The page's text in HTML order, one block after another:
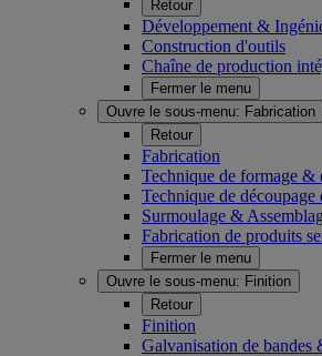
Retour
Développement &
Construction d'outils
Chaîne de production
Fermer le menu
Ouvre le sous-menu: Fabrication
Retour
Fabrication
Technique de formage &
Technique de découpage
Surmoulage &
Fabrication de produits
Fermer le menu
Ouvre le sous-menu: Finition
Retour
Finition
Galvanisation de bandes